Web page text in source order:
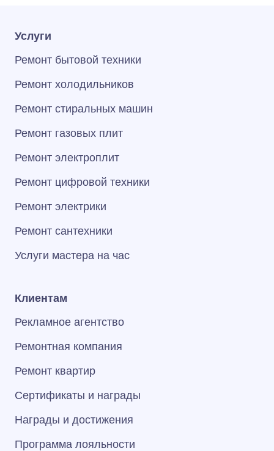
Услуги
Ремонт бытовой техники
Ремонт холодильников
Ремонт стиральных машин
Ремонт газовых плит
Ремонт электроплит
Ремонт цифровой техники
Ремонт электрики
Ремонт сантехники
Услуги мастера на час
Клиентам
Рекламное агентство
Ремонтная компания
Ремонт квартир
Сертификаты и награды
Награды и достижения
Программа лояльности